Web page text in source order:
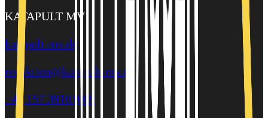
KATAPULT MV
katapult-mv.de
redaktion@katapult-mv.de
+49 157 39101609